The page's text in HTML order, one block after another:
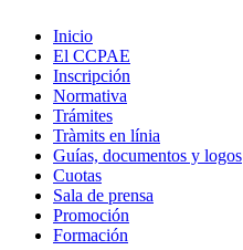
Inicio
El CCPAE
Inscripción
Normativa
Trámites
Tràmits en línia
Guías, documentos y logos
Cuotas
Sala de prensa
Promoción
Formación